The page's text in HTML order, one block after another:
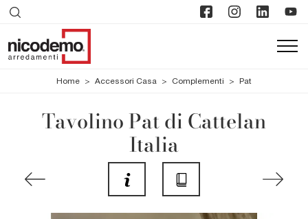
Home > Accessori Casa > Complementi > Pat
Tavolino Pat di Cattelan
Italia